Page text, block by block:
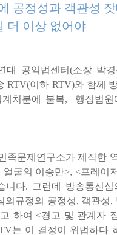
공정성과 객관성
더 이상 없어야
대 공익법센터(소장 박
RTV(이하 RTV)와 함께
계처분에 불복, 행정법원
족문제연구소가 제작한
얼굴의 이승만>, <프레이
다. 그런데 방송통신심
의규정의 공정성, 객관성,
하여 <경고 및 관계자
는 이 결정이 위법하다